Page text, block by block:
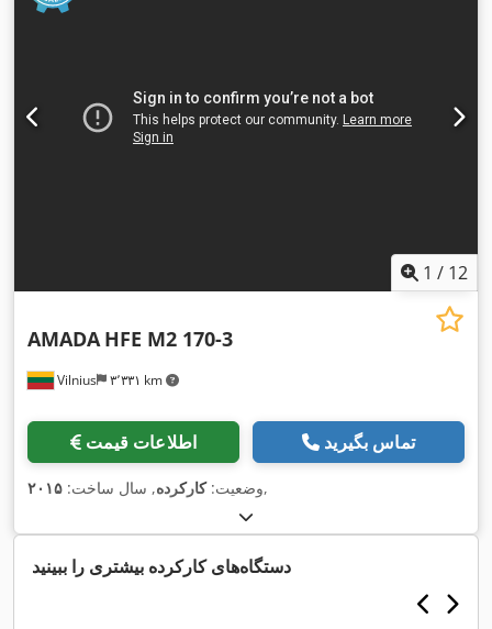
1 / 12
Vilnius ۳٬۳۳۱ km
AMADA HFE M2 170-3
اطلاعات قیمت تماس بگیرید
وضعیت:کارکرده, سال ساخت: ۲۰۱۵ ,
دستگاه‌های کارکرده بیشتری را ببینید